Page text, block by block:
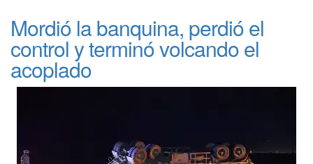
Mordió la banquina, perdió el
control y terminó volcando el
acoplado